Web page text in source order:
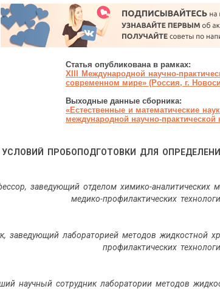
Статья опубликована в рамках:
XIII Международной научно-
современном мире» (Россия, г.
Выходные данные сборника:
«Естественные и математические
международной научно-практической
УСЛОВИЙ ПРОБОПОДГОТОВКИ ДЛЯ
заведующий отделом химико-
медико-профилактических
заведующий лабораторией методов жидкостной
профилактических
научный сотрудник лаборатории методов